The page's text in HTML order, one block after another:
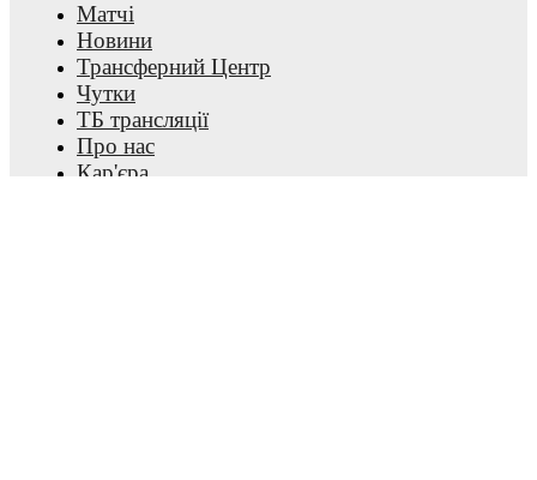
Матчі
Новини
Трансферний Центр
Чутки
ТБ трансляції
Про нас
Кар'єра